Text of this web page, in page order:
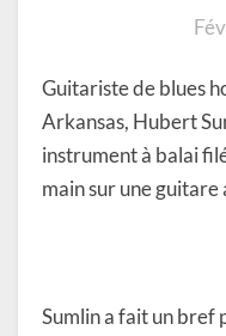
Guitariste de blues
Arkansas, Hubert
instrument à balai
main sur une guitare
Sumlin a fait un bref